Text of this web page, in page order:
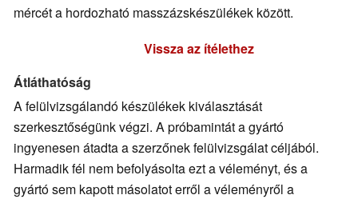
mércét a hordozható masszázskészülékek között.
Vissza az ítélethez
Átláthatóság
A felülvizsgálandó készülékek kiválasztását
szerkesztőségünk végzi. A próbamintát a gyártó
ingyenesen átadta a szerzőnek felülvizsgálat céljából.
Harmadik fél nem befolyásolta ezt a véleményt, és a
gyártó sem kapott másolatot erről a véleményről a